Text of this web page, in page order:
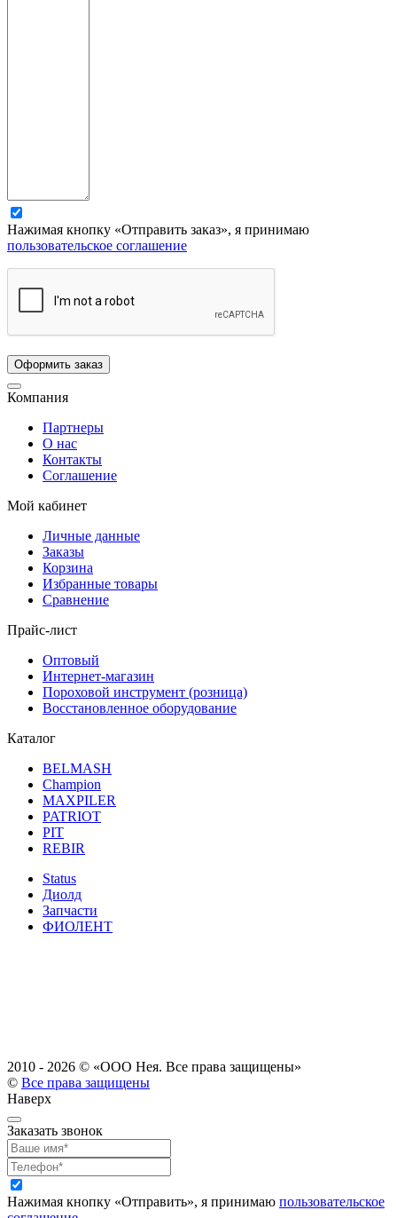
Нажимая кнопку «Отправить заказ», я принимаю
пользовательское соглашение
Компания
Партнеры
О нас
Контакты
Соглашение
Мой кабинет
Личные данные
Заказы
Корзина
Избранные товары
Сравнение
Прайс-лист
Оптовый
Интернет-магазин
Пороховой инструмент (розница)
Восстановленное оборудование
Каталог
BELMASH
Champion
MAXPILER
PATRIOT
PIT
REBIR
Status
Диолд
Запчасти
ФИОЛЕНТ
2010 - 2026 © «ООО Нея. Все права защищены»
© Все права защищены
Наверх
Заказать звонок
Нажимая кнопку «Отправить», я принимаю пользовательское